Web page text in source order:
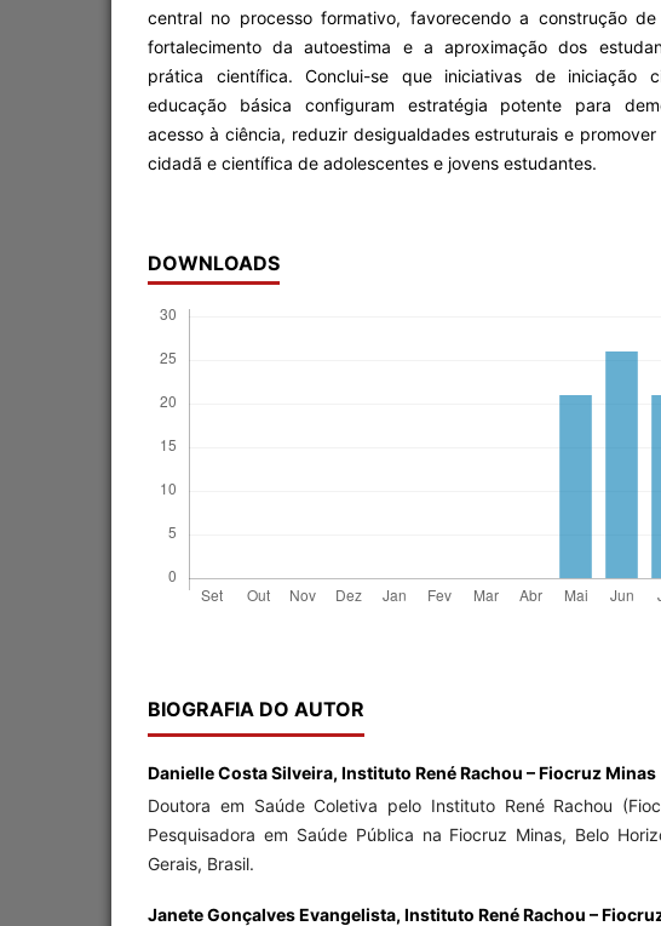
central no processo formativo, favorecendo a construção
fortalecimento da autoestima e a aproximação dos
prática científica. Conclui-se que iniciativas de iniciação
educação básica configuram estratégia potente para
acesso à ciência, reduzir desigualdades estruturais e
cidadã e científica de adolescentes e jovens estudantes.
DOWNLOADS
BIOGRAFIA DO AUTOR
Danielle Costa Silveira, Instituto René Rachou – Fiocruz Minas
Doutora em Saúde Coletiva pelo Instituto René Rachou
Pesquisadora em Saúde Pública na Fiocruz Minas, Belo
Gerais, Brasil.
Janete Gonçalves Evangelista, Instituto René Rachou –